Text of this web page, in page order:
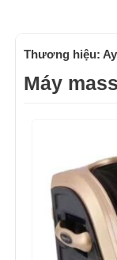
Thương hiệu:
Máy